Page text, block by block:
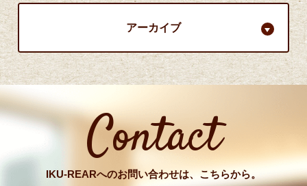
アーカイブ
Contact
IKU-REARへのお問い合わせは、こちらから。